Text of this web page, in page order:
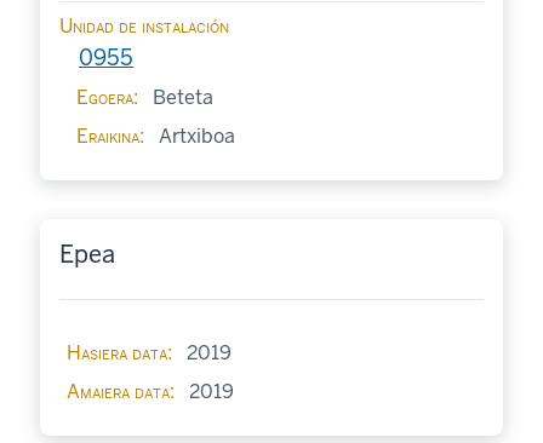
Unidad de instalación
0955
Egoera
Beteta
Eraikina
Artxiboa
Epea
Hasiera data
2019
Amaiera data
2019